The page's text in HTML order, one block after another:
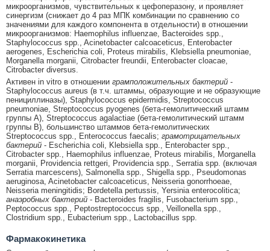
микроорганизмов, чувствительных к цефоперазону, и проявляет
синергизм (снижает до 4 раз МПК комбинации по сравнению со
значениями для каждого компонента в отдельности) в отношении
микроорганизмов: Haemophilus influenzae, Bacteroides spp.,
Staphylococcus spp., Acinetobacter calcoaceticus, Enterobacter
aerogenes, Escherichia coli, Proteus mirabilis, Klebsiella pneumoniae,
Morganella morganii, Citrobacter freundii, Enterobacter cloacae,
Citrobacter diversus.
Активен in vitro в отношении грамположительных бактерий -
Staphylococcus aureus (в т.ч. штаммы, образующие и не образующие
пенициллиназы), Staphylococcus epidermidis, Streptococcus
pneumoniae, Streptococcus pyogenes (бета-гемолитический штамм
группы А), Streptococcus agalactiae (бета-гемолитический штамм
группы В), большинство штаммов бета-гемолитических
Streptococcus spp., Enterococcus faecalis; грамотрицательных
бактерий - Escherichia coli, Klebsiella spp., Enterobacter spp.,
Citrobacter spp., Haemophilus influenzae, Proteus mirabilis, Morganella
morganii, Providencia rettgeri, Providencia spp., Serratia spp. (включая
Serratia marcescens), Salmonella spp., Shigella spp., Pseudomonas
aeruginosa, Acinetobacter calcoaceticus, Neisseria gonorrhoeae,
Neisseria meningitidis; Bordetella pertussis, Yersinia enterocolitica;
анаэробных бактерий - Bacteroides fragilis, Fusobacterium spp.,
Peptococcus spp., Peptostreptococcus spp., Veillonella spp.,
Clostridium spp., Eubacterium spp., Lactobacillus spp.
Фармакокинетика